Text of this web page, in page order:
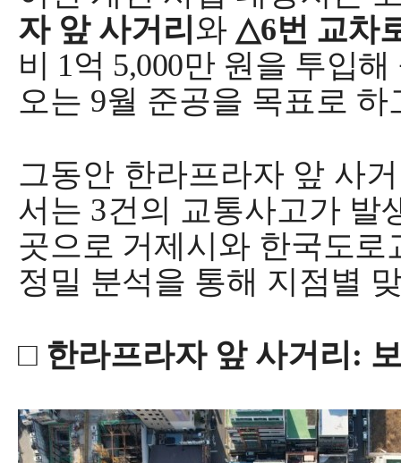
자 앞 사거리 와 △6번 교차
비 1억 5,000만 원을 투입
오는 9월 준공을 목표로 하
그동안 한라프라자 앞 사
서는 3건의 교통사고가 발
곳으로 거제시와 한국도
정밀 분석을 통해 지점별
□ 한라프라자 앞 사거리 :